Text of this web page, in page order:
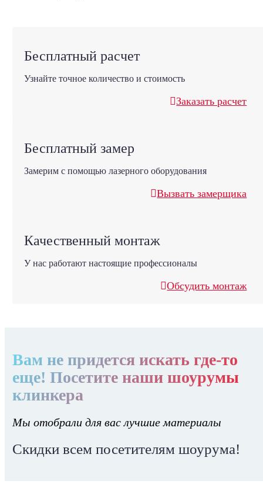
Бесплатный расчет
Узнайте точное количество и стоимость
Заказать расчет
Бесплатный замер
Замерим с помощью лазерного оборудования
Вызвать замерщика
Качественный монтаж
У нас работают настоящие профессионалы
Обсудить монтаж
Вам не придется искать где-то
еще! Посетите наши шоурумы
клинкера
Мы отобрали для вас лучшие материалы
Скидки всем посетителям шоурума!